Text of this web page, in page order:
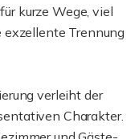
kurze Wege, viel
exzellente Trennung
verleiht der
Charakter.